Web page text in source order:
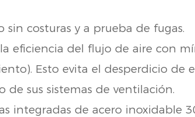
sin costuras y a prueba de fugas.
eficiencia del flujo de aire con
Esto evita el desperdicio de
sus sistemas de ventilación.
integradas de acero inoxidable